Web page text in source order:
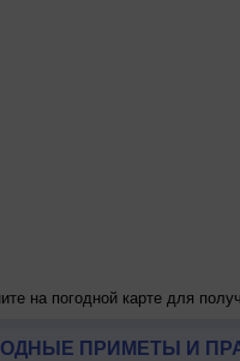
на погодной карте для
ПРИМЕТЫ И